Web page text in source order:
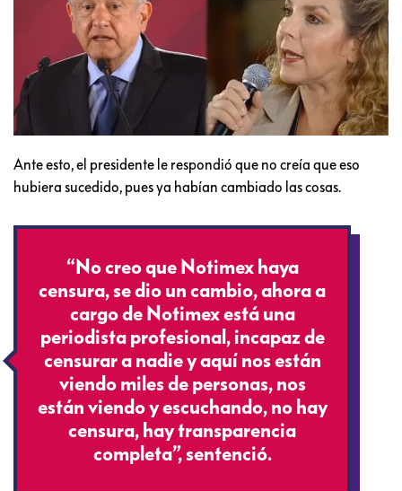
Ante esto, el presidente le respondió que no creía que eso
hubiera sucedido, pues ya habían cambiado las cosas.
“No creo que Notimex haya
censura, se dio un cambio, ahora a
cargo de Notimex está una
periodista profesional, incapaz de
censurar a nadie y aquí nos están
viendo miles de personas, nos
están viendo y escuchando, no hay
censura, hay transparencia
completa”, sentenció.